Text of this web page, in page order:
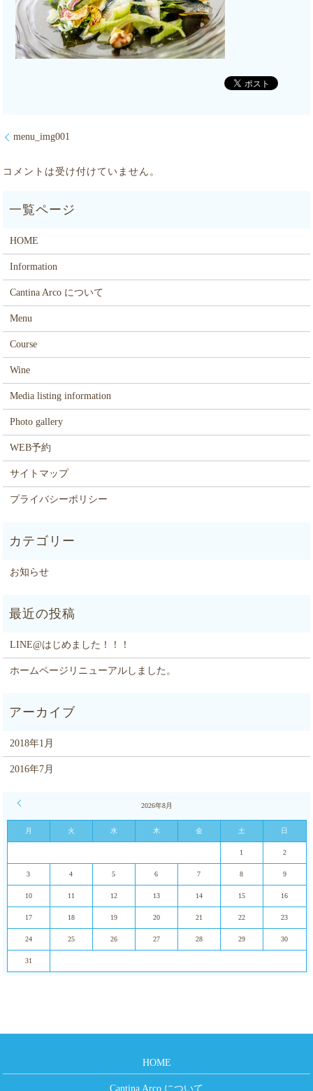
menu_img001
コメントは受け付けていません。
HOME
Information
Cantina Arco について
Menu
Course
Wine
Media listing information
Photo gallery
WEB予約
サイトマップ
プライバシーポリシー
お知らせ
LINE@はじめました！！！
ホームページリニューアルしました。
2018年1月
2016年7月
2026年8月
月 火 水 木 金 土 日
1 2
3 4 5 6 7 8 9
10 11 12 13 14 15 16
17 18 19 20 21 22 23
24 25 26 27 28 29 30
31
HOME
Cantina Arco について